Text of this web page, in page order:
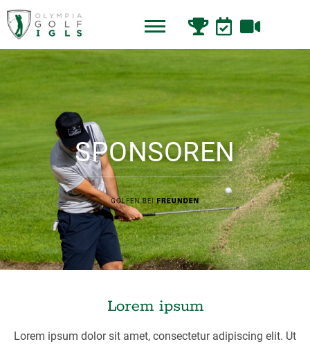
SPONSOREN
Lorem ipsum
Lorem ipsum dolor sit amet, consectetur adipiscing elit. Ut